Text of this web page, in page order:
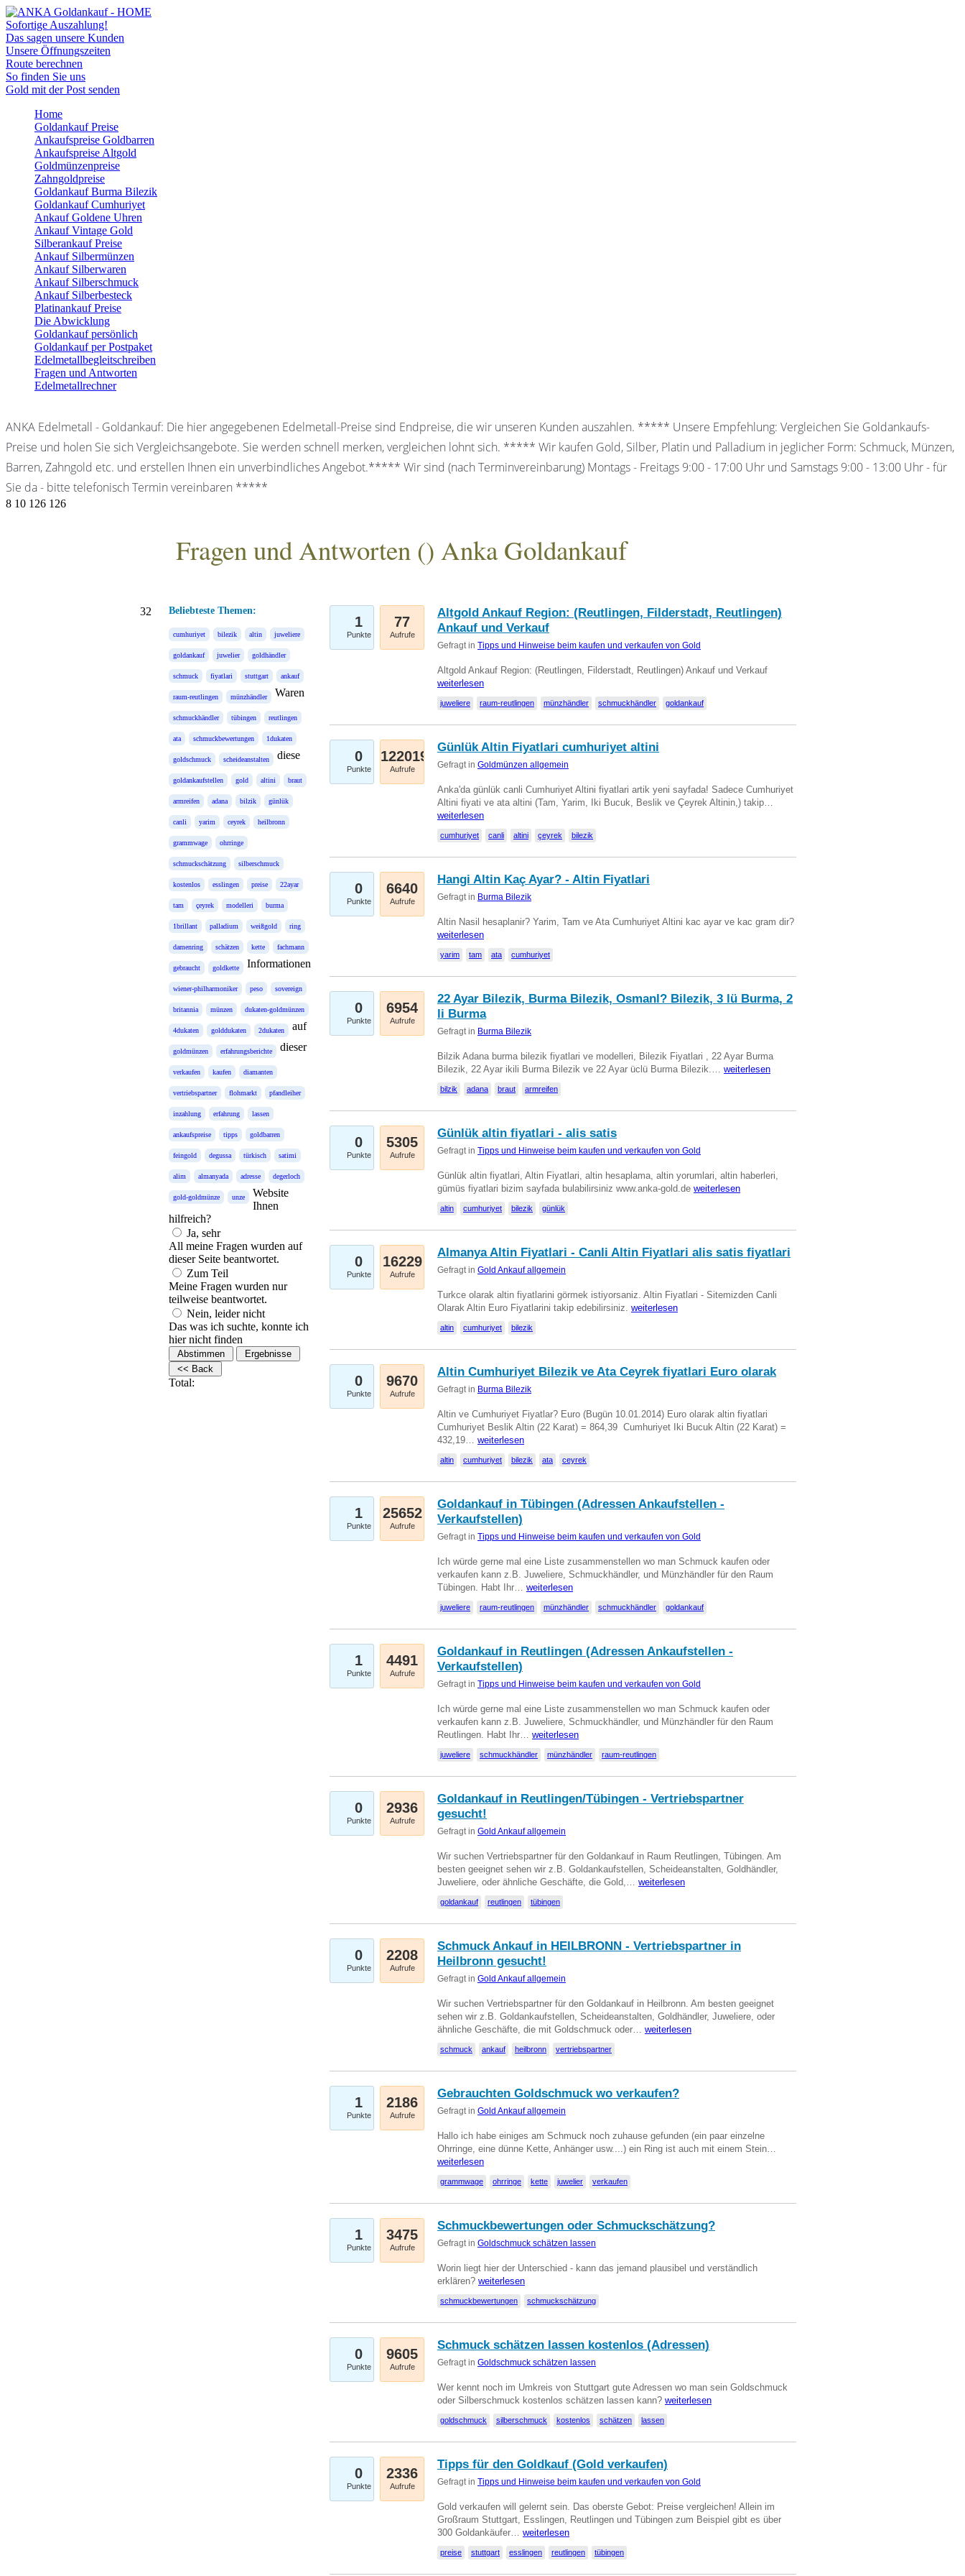
Sofortige Auszahlung!
Das sagen unsere Kunden
Unsere Öffnungszeiten
Route berechnen
So finden Sie uns
Gold mit der Post senden
Home
Goldankauf Preise
Ankaufspreise Goldbarren
Ankaufspreise Altgold
Goldmünzenpreise
Zahngoldpreise
Goldankauf Burma Bilezik
Goldankauf Cumhuriyet
Ankauf Goldene Uhren
Ankauf Vintage Gold
Silberankauf Preise
Ankauf Silbermünzen
Ankauf Silberwaren
Ankauf Silberschmuck
Ankauf Silberbesteck
Platinankauf Preise
Die Abwicklung
Goldankauf persönlich
Goldankauf per Postpaket
Edelmetallbegleitschreiben
Fragen und Antworten
Edelmetallrechner
ANKA Edelmetall - Goldankauf: Die hier angegebenen Edelmetall-Preise sind Endpreise, die wir unseren Kunden auszahlen. ***** Unsere Empfehlung: Vergleichen Sie Goldankaufs-
Preise und holen Sie sich Vergleichsangebote. Sie werden schnell merken, vergleichen lohnt sich. ***** Wir kaufen Gold, Silber, Platin und Palladium in jeglicher Form: Schmuck, Münzen,
Barren, Zahngold etc. und erstellen Ihnen ein unverbindliches Angebot.***** Wir sind (nach Terminvereinbarung) Montags - Freitags 9:00 - 17:00 Uhr und Samstags 9:00 - 13:00 Uhr - für
Sie da - bitte telefonisch Termin vereinbaren *****
8 10 126 126
Fragen und Antworten () Anka Goldankauf
Beliebteste Themen:
cumhuriyet bilezik altin juweliere
goldankauf juwelier goldhändler
schmuck fiyatlari stuttgart ankauf
raum-reutlingen münzhändler
schmuckhändler tübingen reutlingen
ata schmuckbewertungen 1dukaten
goldschmuck scheideanstalten
goldankaufstellen gold altini braut
armreifen adana bilzik günlük
canli yarim ceyrek heilbronn
grammwage ohrringe
schmuckschätzung silberschmuck
kostenlos esslingen preise 22ayar
tam çeyrek modelleri burma
1brillant palladium weißgold ring
damenring schätzen kette fachmann
gebraucht goldkette
wiener-philharmoniker peso sovereign
britannia münzen dukaten-goldmünzen
4dukaten golddukaten 2dukaten
goldmünzen erfahrungsberichte
verkaufen kaufen diamanten
vertriebspartner flohmarkt pfandleiher
inzahlung erfahrung lassen
ankaufspreise tipps goldbarren
feingold degussa türkisch satimi
alim almanyada adresse degerloch
gold-goldmünze unze
Waren
diese
Informationen
auf
dieser
Website
Ihnen
hilfreich?
Ja, sehr
All meine Fragen wurden auf
dieser Seite beantwortet.
Zum Teil
Meine Fragen wurden nur
teilweise beantwortet.
Nein, leider nicht
Das was ich suchte, konnte ich
hier nicht finden
Total:
1
Punkte
77
Aufrufe
Altgold Ankauf Region: (Reutlingen, Filderstadt, Reutlingen)
Ankauf und Verkauf
Gefragt in Tipps und Hinweise beim kaufen und verkaufen von Gold
Altgold Ankauf Region: (Reutlingen, Filderstadt, Reutlingen) Ankauf und Verkauf
weiterlesen
juweliere raum-reutlingen münzhändler schmuckhändler goldankauf
0
Punkte
122019
Aufrufe
Günlük Altin Fiyatlari cumhuriyet altini
Gefragt in Goldmünzen allgemein
Anka'da günlük canli Cumhuriyet Altini fiyatlari artik yeni sayfada! Sadece Cumhuriyet
Altini fiyati ve ata altini (Tam, Yarim, Iki Bucuk, Beslik ve Çeyrek Altinin,) takip…
weiterlesen
cumhuriyet canli altini çeyrek bilezik
0
Punkte
6640
Aufrufe
Hangi Altin Kaç Ayar? - Altin Fiyatlari
Gefragt in Burma Bilezik
Altin Nasil hesaplanir? Yarim, Tam ve Ata Cumhuriyet Altini kac ayar ve kac gram dir?
weiterlesen
yarim tam ata cumhuriyet
0
Punkte
6954
Aufrufe
22 Ayar Bilezik, Burma Bilezik, Osmanl? Bilezik, 3 lü Burma, 2
li Burma
Gefragt in Burma Bilezik
Bilzik Adana burma bilezik fiyatlari ve modelleri, Bilezik Fiyatlari , 22 Ayar Burma
Bilezik, 22 Ayar ikili Burma Bilezik ve 22 Ayar üclü Burma Bilezik.… weiterlesen
bilzik adana braut armreifen
0
Punkte
5305
Aufrufe
Günlük altin fiyatlari - alis satis
Gefragt in Tipps und Hinweise beim kaufen und verkaufen von Gold
Günlük altin fiyatlari, Altin Fiyatlari, altin hesaplama, altin yorumlari, altin haberleri,
gümüs fiyatlari bizim sayfada bulabilirsiniz www.anka-gold.de weiterlesen
altin cumhuriyet bilezik günlük
0
Punkte
16229
Aufrufe
Almanya Altin Fiyatlari - Canli Altin Fiyatlari alis satis fiyatlari
Gefragt in Gold Ankauf allgemein
Turkce olarak altin fiyatlarini görmek istiyorsaniz. Altin Fiyatlari - Sitemizden Canli
Olarak Altin Euro Fiyatlarini takip edebilirsiniz. weiterlesen
altin cumhuriyet bilezik
0
Punkte
9670
Aufrufe
Altin Cumhuriyet Bilezik ve Ata Ceyrek fiyatlari Euro olarak
Gefragt in Burma Bilezik
Altin ve Cumhuriyet Fiyatlar? Euro (Bugün 10.01.2014) Euro olarak altin fiyatlari
Cumhuriyet Beslik Altin (22 Karat) = 864,39  Cumhuriyet Iki Bucuk Altin (22 Karat) =
432,19… weiterlesen
altin cumhuriyet bilezik ata ceyrek
1
Punkte
25652
Aufrufe
Goldankauf in Tübingen (Adressen Ankaufstellen -
Verkaufstellen)
Gefragt in Tipps und Hinweise beim kaufen und verkaufen von Gold
Ich würde gerne mal eine Liste zusammenstellen wo man Schmuck kaufen oder
verkaufen kann z.B. Juweliere, Schmuckhändler, und Münzhändler für den Raum
Tübingen. Habt Ihr… weiterlesen
juweliere raum-reutlingen münzhändler schmuckhändler goldankauf
1
Punkte
4491
Aufrufe
Goldankauf in Reutlingen (Adressen Ankaufstellen -
Verkaufstellen)
Gefragt in Tipps und Hinweise beim kaufen und verkaufen von Gold
Ich würde gerne mal eine Liste zusammenstellen wo man Schmuck kaufen oder
verkaufen kann z.B. Juweliere, Schmuckhändler, und Münzhändler für den Raum
Reutlingen. Habt Ihr… weiterlesen
juweliere schmuckhändler münzhändler raum-reutlingen
0
Punkte
2936
Aufrufe
Goldankauf in Reutlingen/Tübingen - Vertriebspartner
gesucht!
Gefragt in Gold Ankauf allgemein
Wir suchen Vertriebspartner für den Goldankauf in Raum Reutlingen, Tübingen. Am
besten geeignet sehen wir z.B. Goldankaufstellen, Scheideanstalten, Goldhändler,
Juweliere, oder ähnliche Geschäfte, die Gold,… weiterlesen
goldankauf reutlingen tübingen
0
Punkte
2208
Aufrufe
Schmuck Ankauf in HEILBRONN - Vertriebspartner in
Heilbronn gesucht!
Gefragt in Gold Ankauf allgemein
Wir suchen Vertriebspartner für den Goldankauf in Heilbronn. Am besten geeignet
sehen wir z.B. Goldankaufstellen, Scheideanstalten, Goldhändler, Juweliere, oder
ähnliche Geschäfte, die mit Goldschmuck oder… weiterlesen
schmuck ankauf heilbronn vertriebspartner
1
Punkte
2186
Aufrufe
Gebrauchten Goldschmuck wo verkaufen?
Gefragt in Gold Ankauf allgemein
Hallo ich habe einiges am Schmuck noch zuhause gefunden (ein paar einzelne
Ohrringe, eine dünne Kette, Anhänger usw....) ein Ring ist auch mit einem Stein…
weiterlesen
grammwage ohrringe kette juwelier verkaufen
1
Punkte
3475
Aufrufe
Schmuckbewertungen oder Schmuckschätzung?
Gefragt in Goldschmuck schätzen lassen
Worin liegt hier der Unterschied - kann das jemand plausibel und verständlich
erklären? weiterlesen
schmuckbewertungen schmuckschätzung
0
Punkte
9605
Aufrufe
Schmuck schätzen lassen kostenlos (Adressen)
Gefragt in Goldschmuck schätzen lassen
Wer kennt noch im Umkreis von Stuttgart gute Adressen wo man sein Goldschmuck
oder Silberschmuck kostenlos schätzen lassen kann? weiterlesen
goldschmuck silberschmuck kostenlos schätzen lassen
0
Punkte
2336
Aufrufe
Tipps für den Goldkauf (Gold verkaufen)
Gefragt in Tipps und Hinweise beim kaufen und verkaufen von Gold
Gold verkaufen will gelernt sein. Das oberste Gebot: Preise vergleichen! Allein im
Großraum Stuttgart, Esslingen, Reutlingen und Tübingen zum Beispiel gibt es über
300 Goldankäufer… weiterlesen
preise stuttgart esslingen reutlingen tübingen
32